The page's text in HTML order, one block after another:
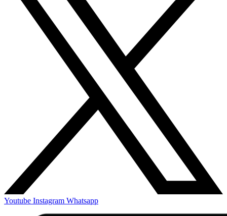
Youtube Instagram Whatsapp